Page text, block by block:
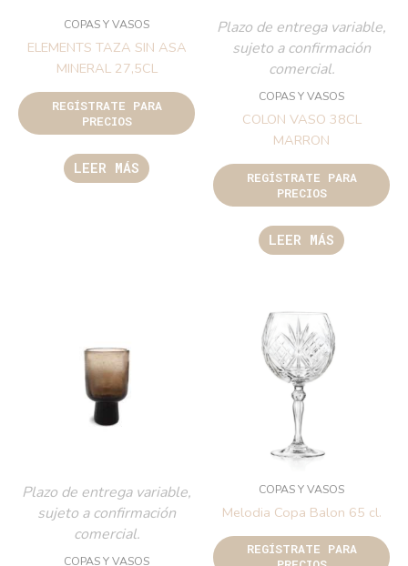
COPAS Y VASOS
ELEMENTS TAZA SIN ASA
MINERAL 27,5CL
REGÍSTRATE PARA
PRECIOS
LEER MÁS
Plazo de entrega variable,
sujeto a confirmación
comercial.
COPAS Y VASOS
COLON VASO 38CL
MARRON
REGÍSTRATE PARA
PRECIOS
LEER MÁS
Plazo de entrega variable,
sujeto a confirmación
comercial.
COPAS Y VASOS
COPAS Y VASOS
Melodia Copa Balon 65 cl.
REGÍSTRATE PARA